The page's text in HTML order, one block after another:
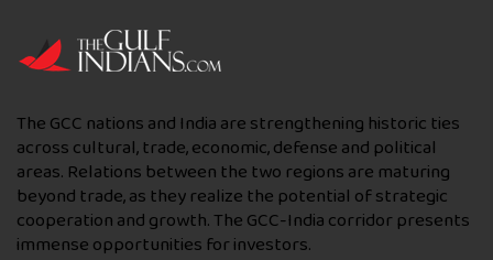
The GCC nations and India are strengthening historic ties
across cultural, trade, economic, defense and political
areas. Relations between the two regions are maturing
beyond trade, as they realize the potential of strategic
cooperation and growth. The GCC-India corridor presents
immense opportunities for investors.